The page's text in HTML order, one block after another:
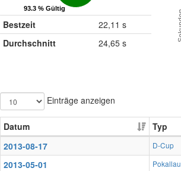
93.3 % Gültig
93.3 % Gültig
Bestzeit
22,11 s
Durchschnitt
24,65 s
Einträge anzeigen
Datum Typ
2013-08-17
D-Cup
2013-05-01